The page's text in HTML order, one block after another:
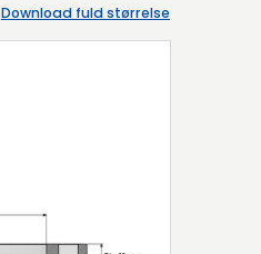
Download fuld størrelse